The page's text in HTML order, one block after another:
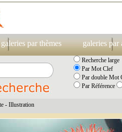
galeries par thèmes galeries par
Recherche large
Par Mot Clef
Par double Mot
Par Référence
- Illustration